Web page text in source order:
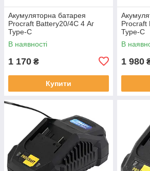
Акумуляторна батарея
Procraft Battery20/4С 4 Аг
Type-C
В наявності
1 170 ₴
Купити
Procraft
Type-C
В
1 980